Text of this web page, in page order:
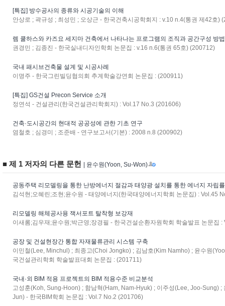
[특집] 방수공사의 종류와 시공기술의 이해
안상로 ; 곽규성 ; 최성민 ; 오상근 - 한국건축시공학회지 : v.10 n.4(통권 제42호)
렘 쿨하스와 카즈요 세지마 건축에서 나타나는 프로그램의 조직과 공간구성 방
권경민 ; 김종진 - 한국실내디자인학회 논문집 : v.16 n.6(통권 65호) (200712)
국내 패시브건축물 설계 및 시공사례
이명주 - 한국그린빌딩협의회 추계학술강연회 논문집 : (200911)
[특집] GS건설 Precon Service 소개
정연석 - 건설관리(한국건설관리학회지) : Vol.17 No.3 (201606)
건축·도시공간의 현대적 공공성에 관한 기초 연구
염철호 ; 심경미 ; 조준배 - 연구보고서(기본) : 2008 n.8 (200902)
■ 제 1 저자의 다른 문헌 | 윤수원(Yoon, Su-Won)
공동주택 리모델링을 통한 난방에너지 절감과 태양광 설치를 통한 에너지 자립
김석현;오혜린;조현;윤수원 - 태양에너지(한국태양에너지학회 논문집) : Vol.45
리모델링 해체공사용 잭서포트 탈착형 보강재
이새롬;김우재;윤수원;박근영;장경필 - 한국건설순환자원학회 학술발표 논문집
공장 및 건설현장간 통합 자재물류관리 시스템 구축
이민철(Lee, Minchul) ; 최종고(Choi Jongko) ; 김남호(Kim Namho) ; 윤수원
국건설관리학회 학술발표대회 논문집 : (201711)
국내·외 BIM 적용 프로젝트의 BIM 적용수준 비교분석
고성훈(Koh, Sung-Hoon) ; 함남혁(Ham, Nam-Hyuk) ; 이주성(Lee, Joo-Sung)
Jun) - 한국BIM학회 논문집 : Vol.7 No.2 (201706)